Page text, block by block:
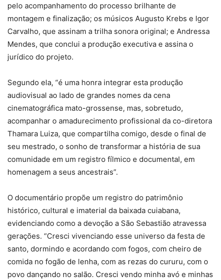
pelo acompanhamento do processo brilhante de
montagem e finalização; os músicos Augusto Krebs e Igor
Carvalho, que assinam a trilha sonora original; e Andressa
Mendes, que conclui a produção executiva e assina o
jurídico do projeto.
Segundo ela, “é uma honra integrar esta produção
audiovisual ao lado de grandes nomes da cena
cinematográfica mato-grossense, mas, sobretudo,
acompanhar o amadurecimento profissional da co-diretora
Thamara Luiza, que compartilha comigo, desde o final de
seu mestrado, o sonho de transformar a história de sua
comunidade em um registro fílmico e documental, em
homenagem a seus ancestrais”.
O documentário propõe um registro do patrimônio
histórico, cultural e imaterial da baixada cuiabana,
evidenciando como a devoção a São Sebastião atravessa
gerações. “Cresci vivenciando esse universo da festa de
santo, dormindo e acordando com fogos, com cheiro de
comida no fogão de lenha, com as rezas do cururu, com o
povo dançando no salão. Cresci vendo minha avó e minhas